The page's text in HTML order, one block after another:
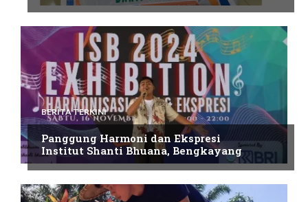
BERITA TERKINI
Panggung Harmoni dan Ekspresi
Institut Shanti Bhuana, Bengkayang